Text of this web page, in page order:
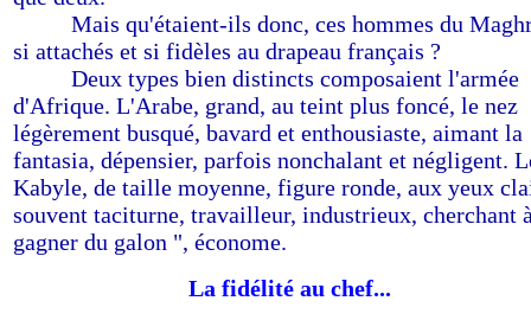
Mais qu'étaient-ils donc, ces hommes du
si attachés et si fidèles au drapeau français ?
Deux types bien distincts composaient l'armée
d'Afrique. L'Arabe, grand, au teint plus foncé, le nez
légèrement busqué, bavard et enthousiaste, aimant la
fantasia, dépensier, parfois nonchalant et négligent.
Kabyle, de taille moyenne, figure ronde, aux yeux
souvent taciturne, travailleur, industrieux, cherchant
gagner du galon ", économe.
La fidélité au chef...